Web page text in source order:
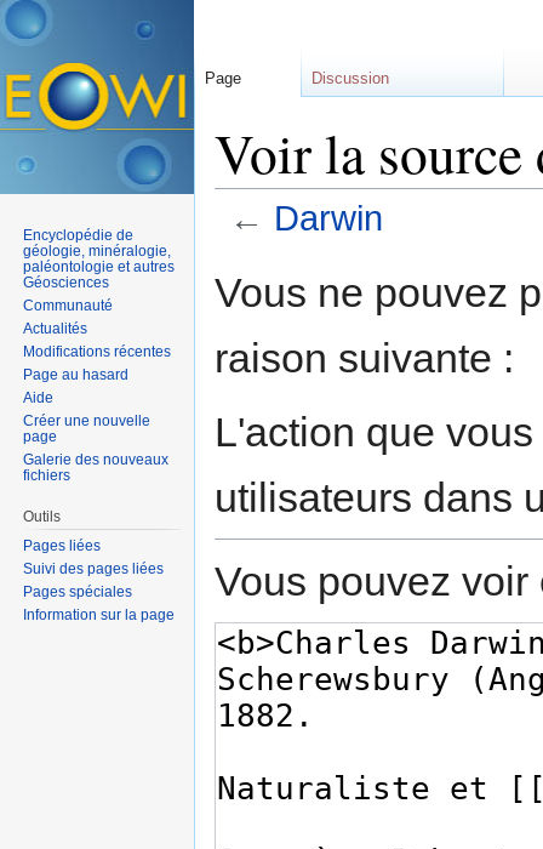
Voir la
← Darwin
Vous ne pouvez
raison suivante :
L'action que
utilisateurs dans
Vous pouvez
Page Discussion
Encyclopédie de
géologie, minéralogie,
paléontologie et autres
Géosciences
Communauté
Actualités
Modifications récentes
Page au hasard
Aide
Créer une nouvelle
page
Galerie des nouveaux
fichiers
Outils
Pages liées
Suivi des pages liées
Pages spéciales
Information sur la page